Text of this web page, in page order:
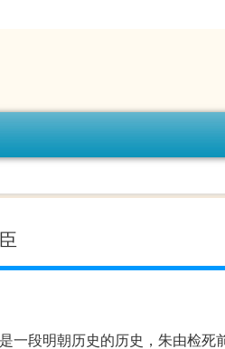
一段明朝历史的历史，朱由检死